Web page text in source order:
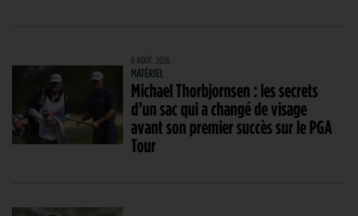
6 AOÛT. 2026
MATÉRIEL
Michael Thorbjornsen : les secrets
d’un sac qui a changé de visage
avant son premier succès sur le PGA
Tour